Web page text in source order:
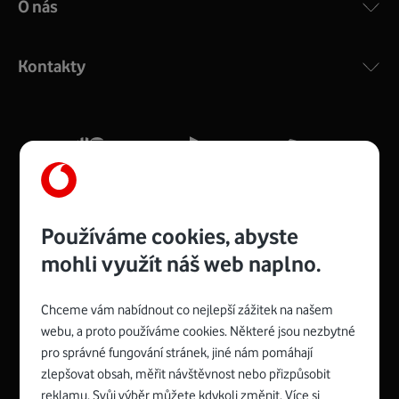
COMPAL CH7465VF
silný signál pro celou domácnost. Kompaktní rozměry 21
Více o COMPAL CH7465VF
Zyxel VMG8623-T50B:
Rozměry modemu jsou 16 x 22 x 7,5 cm (včetně stojánku)
Spojte se s Vodafonem
O nás
Kontakty
Používáme cookies, abyste
mohli využít náš web naplno.
Chceme vám nabídnout co nejlepší zážitek na našem
webu, a proto používáme cookies. Některé jsou nezbytné
pro správné fungování stránek, jiné nám pomáhají
zlepšovat obsah, měřit návštěvnost nebo přizpůsobit
reklamu. Svůj výběr můžete kdykoli změnit. Více si